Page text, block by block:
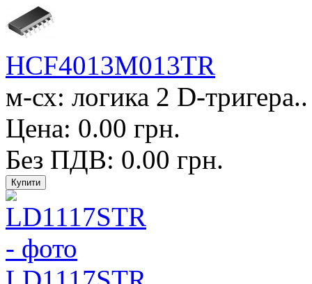
HCF4013M013TR
м-сх: логика 2 D-тригера..
Цена: 0.00 грн.
Без ПДВ: 0.00 грн.